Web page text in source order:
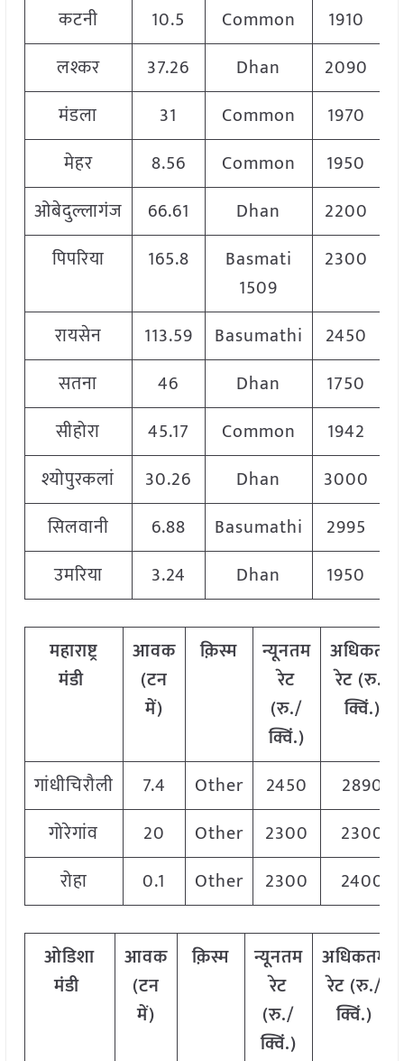
कटनी 10.5 Common 1910
लश्कर
37.26 Dhan 2090
मंडला
31 Common 1970
मेहर
8.56 Common 1950
ओबेदुल्लागंज
66.61 Dhan 2200
पिपरिया
165.8
Basmati
1509
2300
रायसेन 113.59 Basumathi 2450
सतना
46 Dhan 1750
सीहोरा
45.17 Common 1942
श्योपुरकलां
30.26 Dhan 3000
सिलवानी
6.88 Basumathi 2995
उमरिया
3.24 Dhan 1950
महाराष्ट्र
मंडी
आवक
(टन
में)
क़िस्म
न्यूनतम
रेट
(रु./
क्विं.)
अधिकतम
रेट (रु./
क्विं.)
गांधीचिरौली 7.4 Other 2450
2890
गोरेगांव
20 Other 2300
2300
रोहा
0.1 Other 2300 2400
ओडिशा
मंडी
आवक
(टन
में)
क़िस्म
न्यूनतम
रेट
(रु./
क्विं.)
अधिकतम
रेट (रु./
क्विं.)